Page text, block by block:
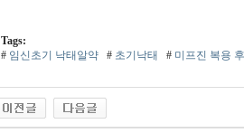
Tags:
# 임신초기 낙태알약 # 초기낙태 # 미프진 복용 후